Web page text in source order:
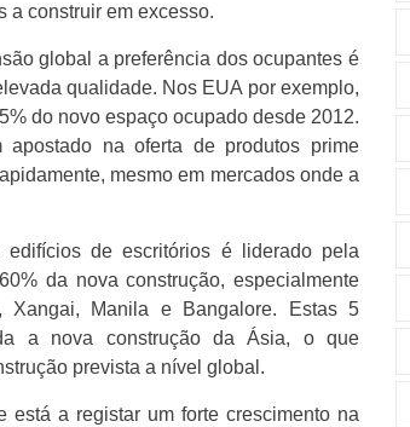
a construir em excesso.
global a preferência dos ocupantes é
qualidade. Nos EUA por exemplo,
do novo espaço ocupado desde 2012.
na oferta de produtos prime
mesmo em mercados onde a
de escritórios é liderado pela
da nova construção, especialmente
Xangai, Manila e Bangalore. Estas 5
a nova construção da Ásia, o que
prevista a nível global.
está a registar um forte crescimento na